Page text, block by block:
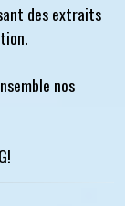
des extraits
nos